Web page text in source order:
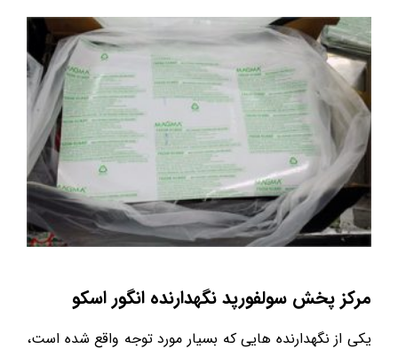
مرکز پخش سولفورپد نگهدارنده انگور اسکو
یکی از نگهدارنده هایی که بسیار مورد توجه واقع شده است،